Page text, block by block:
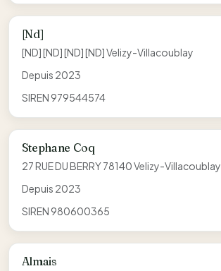
[Nd]
[ND] [ND] [ND] [ND] Velizy-Villacoublay
Depuis 2023
SIREN 979544574
Stephane Coq
27 RUE DU BERRY 78140 Velizy-Villacoublay
Depuis 2023
SIREN 980600365
Almais